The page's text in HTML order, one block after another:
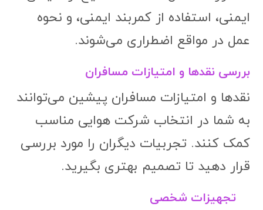
ایمنی، استفاده از کمربند ایمنی، و نحوه
عمل در مواقع اضطراری می‌شوند.
بررسی نقدها و امتیازات مسافران
نقدها و امتیازات مسافران پیشین می‌توانند
به شما در انتخاب شرکت هوایی مناسب
کمک کنند. تجربیات دیگران را مورد بررسی
قرار دهید تا تصمیم بهتری بگیرید.
تجهیزات شخصی